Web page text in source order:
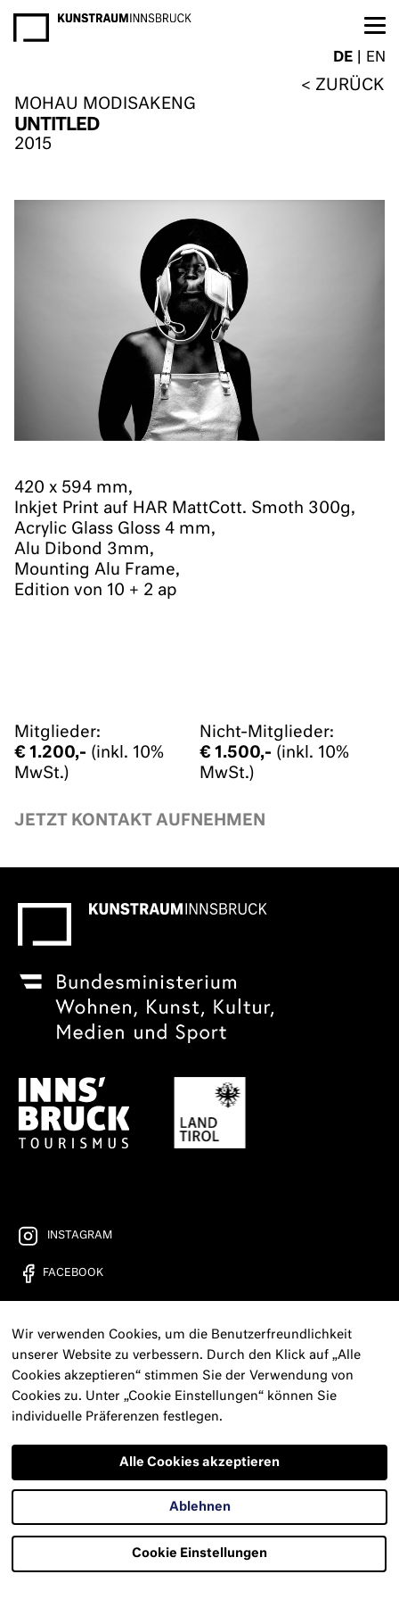
DE EN
ZURÜCK
MOHAU MODISAKENG
UNTITLED
2015
420 x 594 mm,
Inkjet Print auf HAR MattCott. Smoth 300g,
Acrylic Glass Gloss 4 mm,
Alu Dibond 3mm,
Mounting Alu Frame,
Edition von 10 + 2 ap
Mitglieder:
€ 1.200,- (inkl. 10%
MwSt.)
Nicht-Mitglieder:
€ 1.500,- (inkl. 10%
MwSt.)
JETZT KONTAKT AUFNEHMEN
INSTAGRAM
FACEBOOK
FREIRAD RADIO
KONTAKT
PRESSE
NEWSLETTER
DATENSCHUTZERKLÄRUNG
Wir verwenden Cookies, um die Benutzerfreundlichkeit
unserer Website zu verbessern. Durch den Klick auf „Alle
Cookies akzeptieren“ stimmen Sie der Verwendung von
Cookies zu. Unter „Cookie Einstellungen“ können Sie
individuelle Präferenzen festlegen.
Cookie Einstellungen
Ablehnen
Alle Cookies akzeptieren